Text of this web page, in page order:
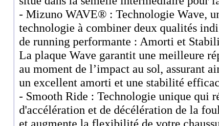
- Mizuno WAVE® : Technologie Wave,
technologie à combiner deux qualités
de running performante : Amorti et
La plaque Wave garantit une meilleure
au moment de l’impact au sol, assurant
un excellent amorti et une stabilité
- Smooth Ride : Technologie unique qui
d'accélération et de décélération de la
et augmente la flexibilité de votre